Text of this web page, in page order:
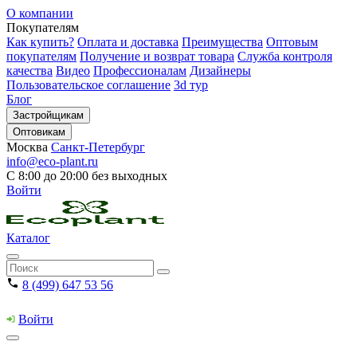
О компании
Покупателям
Как купить? Оплата и доставка Преимущества Оптовым
покупателям Получение и возврат товара Служба контроля
качества Видео Профессионалам Дизайнеры
Пользовательское соглашение 3d тур
Блог
Застройщикам
Оптовикам
Москва Санкт-Петербург
info@eco-plant.ru
С 8:00 до 20:00 без выходных
Войти
Каталог
8 (499) 647 53 56
Войти